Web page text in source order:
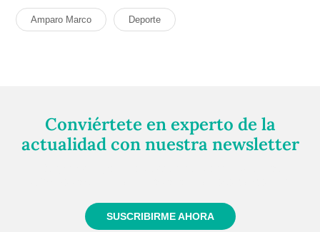
Amparo Marco Deporte
Conviértete en experto de la
actualidad con nuestra newsletter
SUSCRIBIRME AHORA